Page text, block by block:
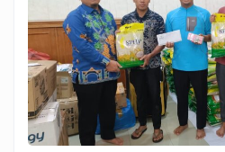
untuk
Disalurkan
ke
Korban
Bencana
di
Sumatera